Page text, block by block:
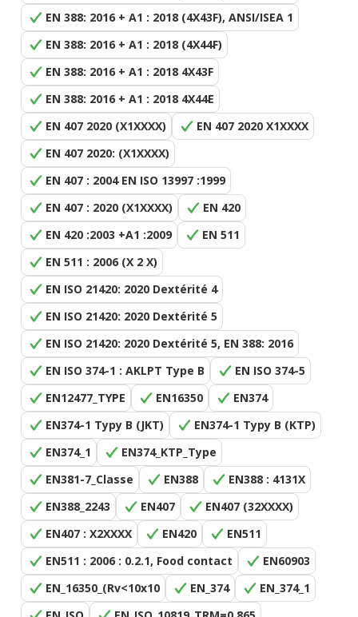
EN 388: 2016 + A1 : 2018 (4X43F), ANSI/ISEA 1
EN 388: 2016 + A1 : 2018 (4X44F)
EN 388: 2016 + A1 : 2018 4X43F
EN 388: 2016 + A1 : 2018 4X44E
EN 407 2020 (X1XXXX)
EN 407 2020 X1XXXX
EN 407 2020: (X1XXXX)
EN 407 : 2004 EN ISO 13997 :1999
EN 407 : 2020 (X1XXXX)
EN 420
EN 420 :2003 +A1 :2009
EN 511
EN 511 : 2006 (X 2 X)
EN ISO 21420: 2020 Dextérité 4
EN ISO 21420: 2020 Dextérité 5
EN ISO 21420: 2020 Dextérité 5, EN 388: 2016
EN ISO 374-1 : AKLPT Type B
EN ISO 374-5
EN12477_TYPE
EN16350
EN374
EN374-1 Typy B (JKT)
EN374-1 Typy B (KTP)
EN374_1
EN374_KTP_Type
EN381-7_Classe
EN388
EN388 : 4131X
EN388_2243
EN407
EN407 (32XXXX)
EN407 : X2XXXX
EN420
EN511
EN511 : 2006 : 0.2.1, Food contact
EN60903
EN_16350_(Rv<10x10
EN_374
EN_374_1